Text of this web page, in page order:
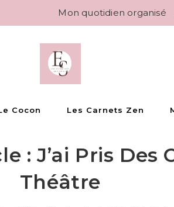
Mon quotidien organisé
Cocon Les Carnets Zen
: J’ai Pris Des
Théâtre